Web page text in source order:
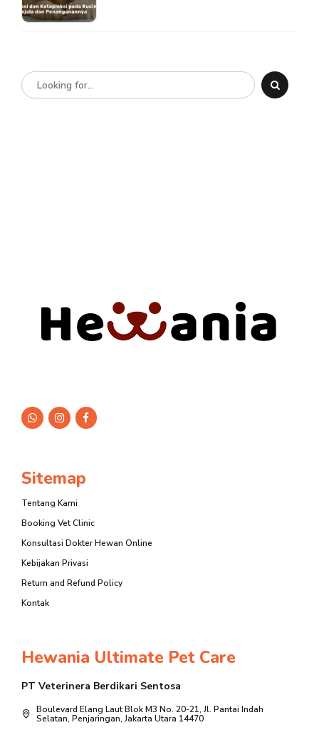
Sitemap
Tentang Kami
Booking Vet Clinic
Konsultasi Dokter Hewan Online
Kebijakan Privasi
Return and Refund Policy
Kontak
Hewania Ultimate Pet Care
PT Veterinera Berdikari Sentosa
Boulevard Elang Laut Blok M3 No. 20-21, Jl. Pantai Indah
Selatan, Penjaringan, Jakarta Utara 14470